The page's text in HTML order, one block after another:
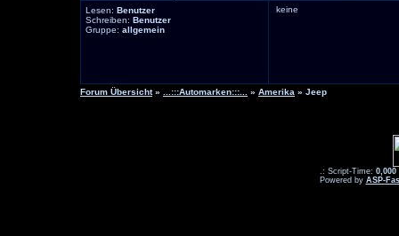
Lesen: Benutzer
Schreiben: Benutzer
Gruppe: allgemein
keine
Forum Übersicht » ...:::Automarken:::... » Amerika » Jeep
.: Script-Time: 0,000
Powered by ASP-